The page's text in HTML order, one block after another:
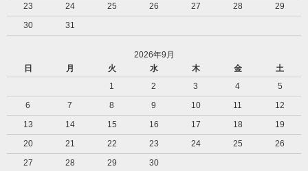
23
24 25 26 27 28
29
30
31
2026年9月
日
月 火 水 木 金
土
1
2 3 4
5
6
7 8 9 10 11
12
13
14 15 16 17 18
19
20
21 22 23 24 25
26
27
28 29 30